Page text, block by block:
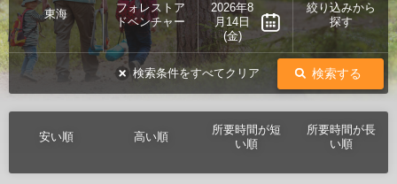
東海
フォレストア
ドベンチャー
2026年8
月14日
(金)
絞り込みから
探す
検索する
検索条件をすべてクリア
安い順 高い順
所要時間が短
い順
所要時間が長
い順